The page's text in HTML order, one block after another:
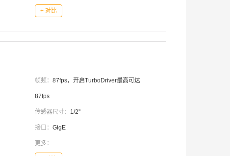
+ 对比
帧频： 87fps，开启TurboDriver最高可达
87fps
传感器尺寸： 1/2''
接口： GigE
更多：